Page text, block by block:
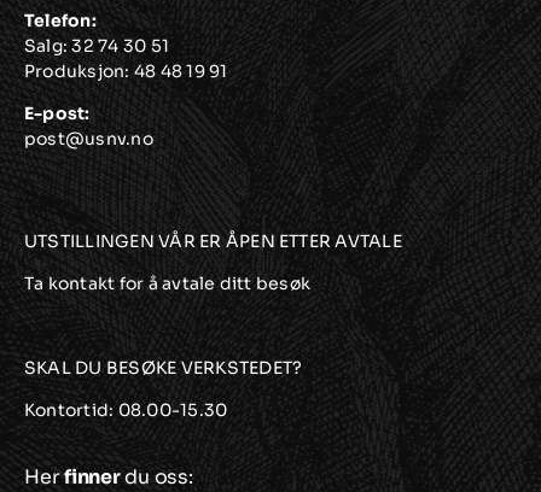
Telefon:
Salg:32 74 30 51
Produksjon: 48 48 19 91
E-post:
post@usnv.no
UTSTILLINGEN VÅR ER ÅPEN ETTER AVTALE
Ta kontakt for å avtale ditt besøk
SKAL DU BESØKE VERKSTEDET?
Kontortid: 08.00-15.30
Herfinnerdu oss: